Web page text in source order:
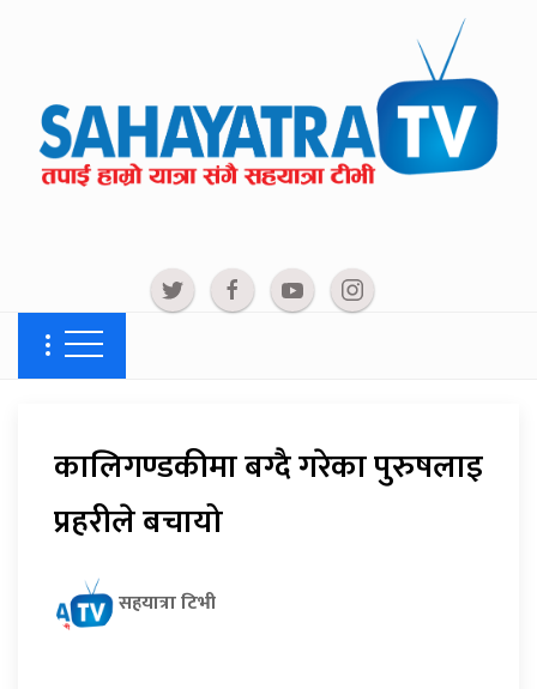
कालिगण्डकीमा बग्दै गरेका पुरुषलाइ
प्रहरीले बचायो
सहयात्रा टिभी